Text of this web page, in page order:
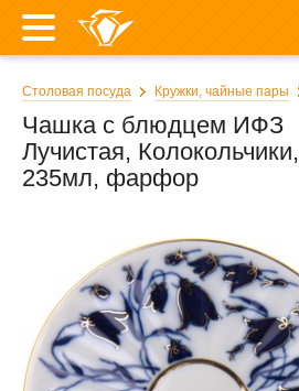
Столовая посуда Кружки, чайные пары
Чашка с блюдцем ИФЗ
Лучистая, Колокольчики,
235мл, фарфор